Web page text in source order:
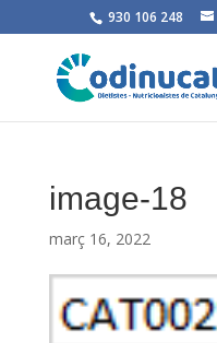
930 106 248
image-18
març 16, 2022